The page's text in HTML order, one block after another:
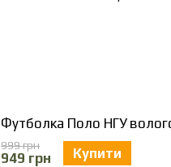
999 грн
949 грн Купити